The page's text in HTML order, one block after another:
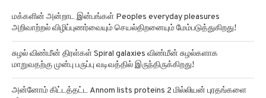
மக்களின் அன்றாட இன்பங்கள் Peoples everyday pleasures
அறிவாற்றல் விழிப்புணர்வையும் செயல்திறனையும் மேம்படுத்துகிறது!
சுழல் விண்மீன் திரள்கள் Spiral galaxies விண்மீன் சுழல்களாக
மாறுவதற்கு முன்பு பருப்பு வடிவத்தில் இருந்திருக்கிறது!
அன்னோம் கிட்டத்தட்ட Annom lists proteins 2 மில்லியன் புரதங்களை